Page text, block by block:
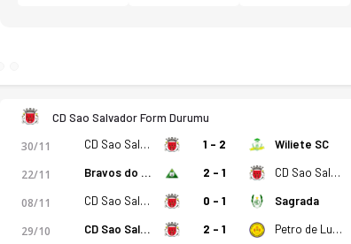
istatistikler, puan durumu ve iddaa oranları
CD Sao Salvador Form Durumu
30/11 CD Sao Salvador 1 - 2 Wiliete SC
22/11 Bravos do Maquis 2 - 1 CD Sao Salvador
08/11 CD Sao Salvador 0 - 1 Sagrada
29/10 CD Sao Salvador 2 - 1 Petro de Luanda